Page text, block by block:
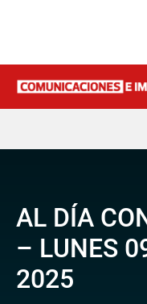
AL DÍA
– LUNES
2025